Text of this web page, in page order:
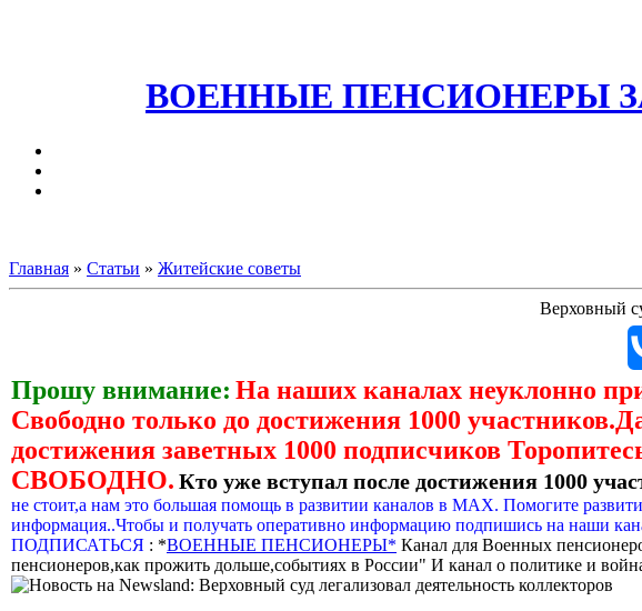
ВОЕННЫЕ ПЕНСИОНЕРЫ
Главная » Статьи » Житейские советы
Верховный
Прошу внимание: На наших каналах неуклонно
Свободно только до достижения 1000
достижения заветных 1000 подписчиков
СВОБОДНО. Кто уже вступал после достижения 1000
не стоит,а нам это большая помощь в развитии каналов в МАХ. Помогите
информация..Чтобы и получать оперативно информацию подпишись на наши
ПОДПИСАТЬСЯ : *ВОЕННЫЕ ПЕНСИОНЕРЫ* Канал для Военных
пенсионеров,как прожить дольше,событиях в России" И канал о политике и